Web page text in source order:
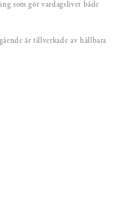
som gör vardagslivet både
är tillverkade av hållbara